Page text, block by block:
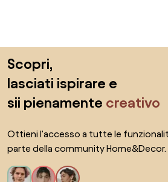
Scopri,
lasciati ispirare e
sii pienamente creativo
Ottieni l'accesso a tutte le
parte della community Home&Decor.